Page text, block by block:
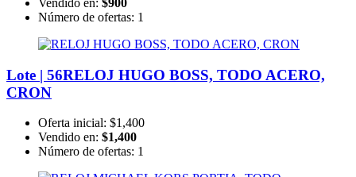
Vendido en: $900
Número de ofertas: 1
Lote | 56RELOJ HUGO BOSS, TODO ACERO,
CRON
Oferta inicial: $1,400
Vendido en: $1,400
Número de ofertas: 1